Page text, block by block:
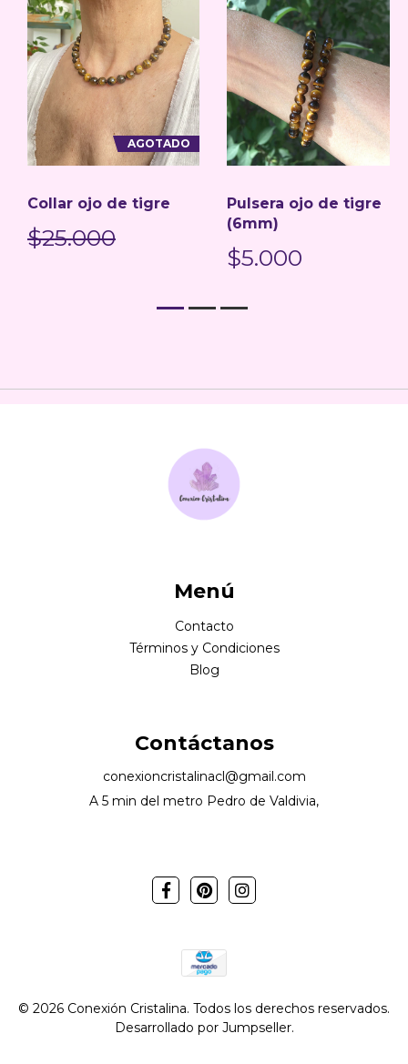
AGOTADO
Collar ojo de tigre
$25.000
Pulsera ojo de tigre
(6mm)
$5.000
Menú
Contacto
Términos y Condiciones
Blog
Contáctanos
conexioncristalinacl@gmail.com
A 5 min del metro Pedro de Valdivia,
© 2026 Conexión Cristalina. Todos los derechos reservados.
Desarrollado por Jumpseller.